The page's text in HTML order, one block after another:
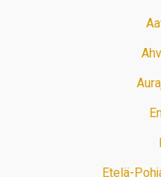
Etelä-